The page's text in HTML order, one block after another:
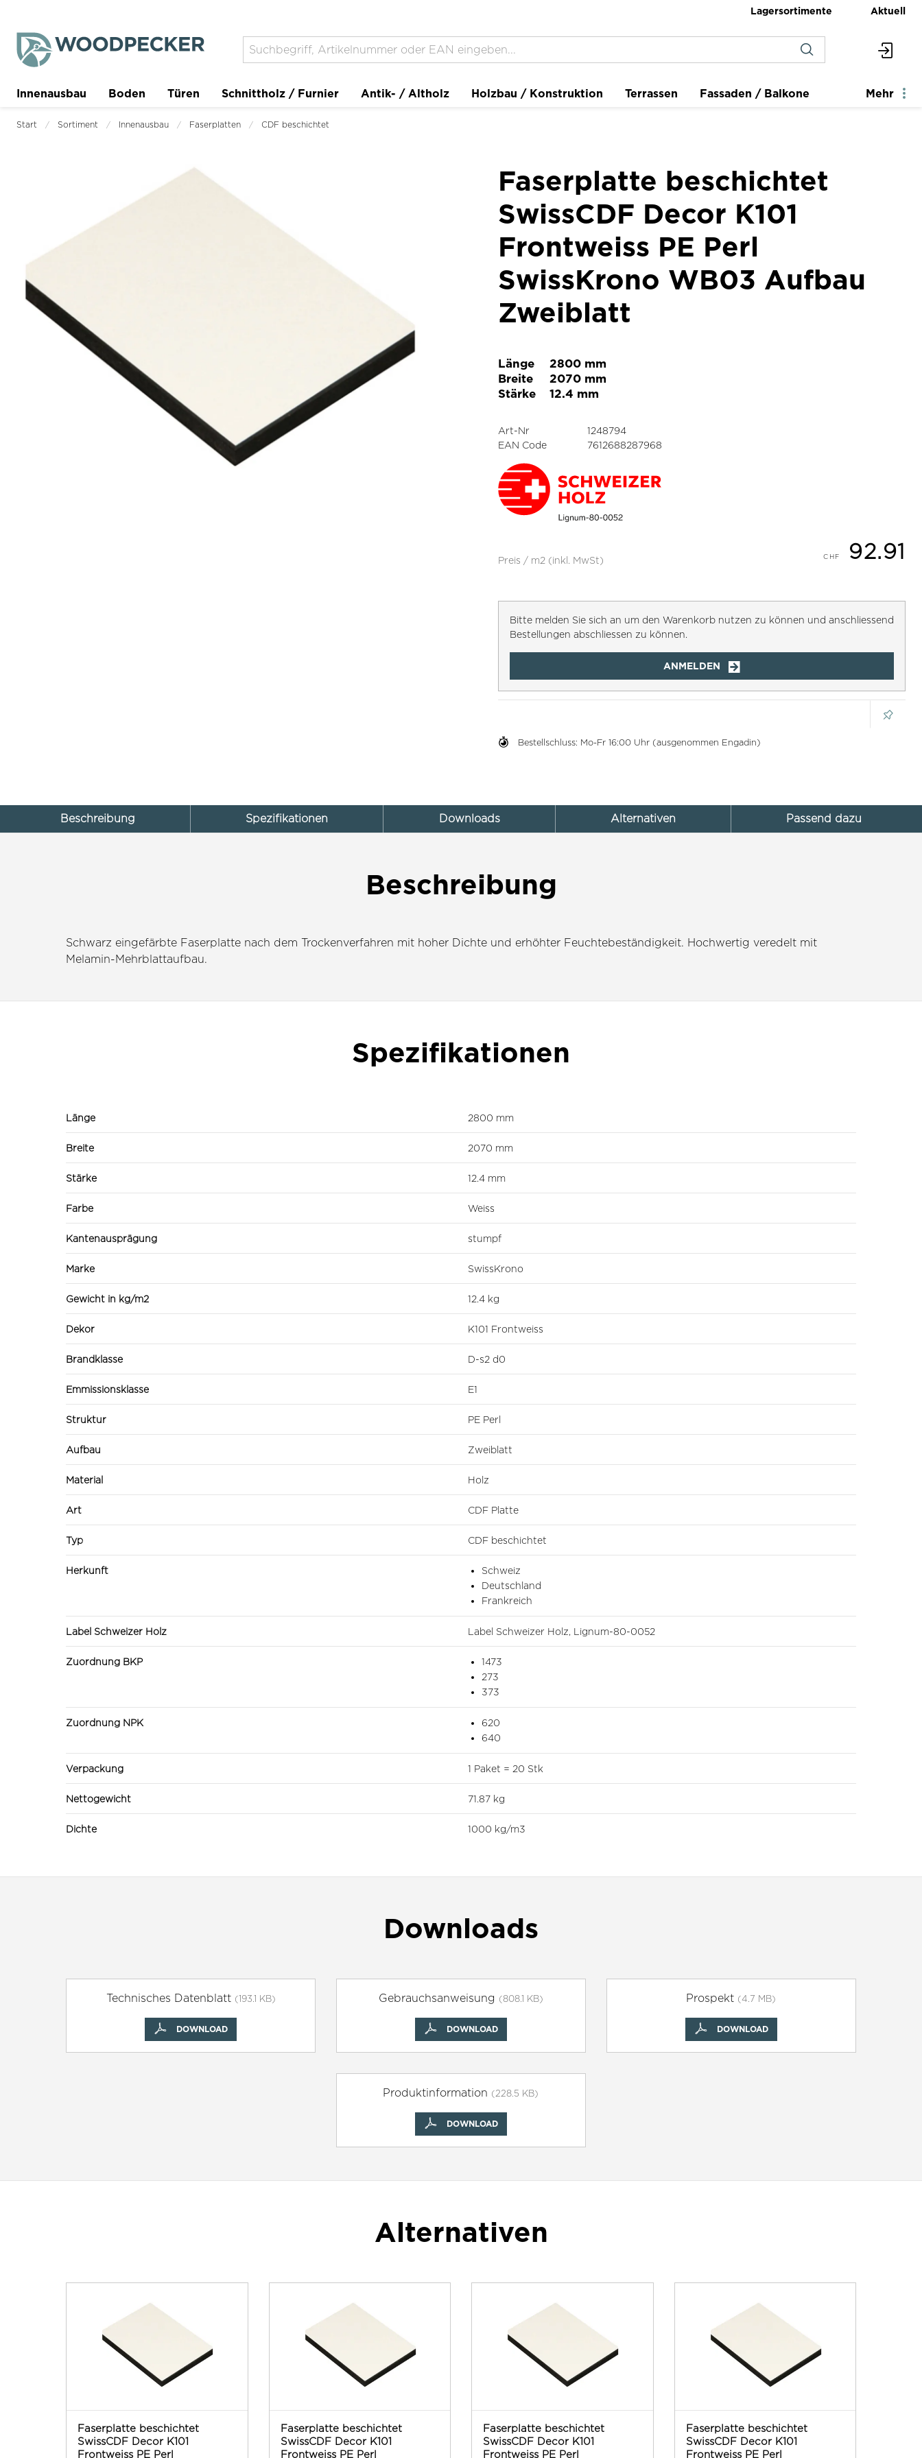
Lagersortimente Aktuell
Innenausbau Boden Türen Schnittholz / Furnier Antik- / Altholz Holzbau / Konstruktion Terrassen Fassaden / Balkone
Trockenbau Planer
Mehr
Start Sortiment Innenausbau Faserplatten CDF beschichtet
Faserplatte beschichtet
SwissCDF Decor K101
Frontweiss PE Perl
SwissKrono WB03 Aufbau
Zweiblatt
Länge
2800 mm
Breite
2070 mm
Stärke
12.4 mm
Preis / m2 (inkl. MwSt) 92.91
Bitte melden Sie sich an um den Warenkorb nutzen zu können und anschliessend
Bestellungen abschliessen zu können.
ANMELDEN
Bestellschluss: Mo-Fr 16:00 Uhr (ausgenommen Engadin)
Art-Nr
1248794
EAN Code
7612688287968
Beschreibung Spezifikationen Downloads Alternativen Passend dazu
Beschreibung
Schwarz eingefärbte Faserplatte nach dem Trockenverfahren mit hoher Dichte und erhöhter Feuchtebeständigkeit. Hochwertig veredelt mit
Melamin-Mehrblattaufbau.
Spezifikationen
Länge 2800 mm
Breite 2070 mm
Stärke 12.4 mm
Farbe Weiss
Kantenausprägung stumpf
Marke SwissKrono
Gewicht in kg/m2 12.4 kg
Dekor K101 Frontweiss
Brandklasse D-s2 d0
Emmissionsklasse E1
Struktur PE Perl
Aufbau Zweiblatt
Material Holz
Art CDF Platte
Typ CDF beschichtet
Herkunft
Schweiz
Deutschland
Frankreich
Label Schweizer Holz Label Schweizer Holz, Lignum-80-0052
Zuordnung BKP
1473
273
373
Zuordnung NPK
620
640
Verpackung 1 Paket = 20 Stk
Nettogewicht 71.87 kg
Dichte 1000 kg/m3
Downloads
Technisches Datenblatt (193.1 KB)
DOWNLOAD
Gebrauchsanweisung (808.1 KB)
DOWNLOAD
Prospekt (4.7 MB)
DOWNLOAD
Produktinformation (228.5 KB)
DOWNLOAD
Alternativen
Faserplatte beschichtet
SwissCDF Decor K101
Frontweiss PE Perl
Faserplatte beschichtet
SwissCDF Decor K101
Frontweiss PE Perl
Faserplatte beschichtet
SwissCDF Decor K101
Frontweiss PE Perl
Faserplatte beschichtet
SwissCDF Decor K101
Frontweiss PE Perl